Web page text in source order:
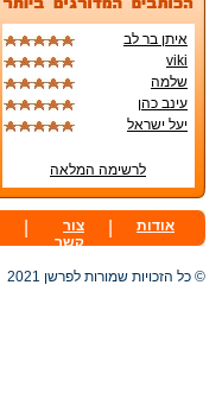
איתן בר לב
viki
שלמה
עינב כהן
יעל ישראל
לרשימה המלאה
אודות
צור
קשר
© כל הזכויות שמורות לפרשן 2021